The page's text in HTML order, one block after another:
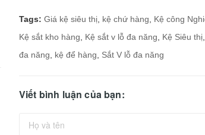
Tags: Giá kệ siêu thị kệ chứ hàng Kệ công
Kệ sắt kho hàng
Kệ sắt v lỗ đa năng Kệ Siêu thị
đa năng
kệ để hàng Sắt V lỗ đa năng
Viết bình luận của bạn: